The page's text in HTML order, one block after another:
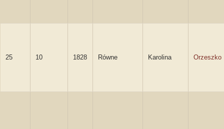
25 10 1828 Równe Karolina Orzeszko